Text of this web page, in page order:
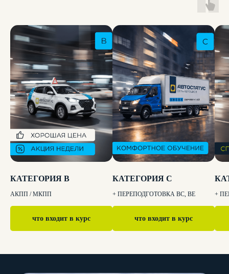
КАТЕГОРИЯ B
АКПП / МКПП
что входит в курс
КАТЕГОРИЯ C
+ ПЕРЕПОДГОТОВКА BC, BE
что входит в курс
+
Записаться
Хочу попробовать
Попробуй обучение в автошколе
бесплатно! Запишись на тест-драйв до
31 марта!
сдай на права с первого раза!